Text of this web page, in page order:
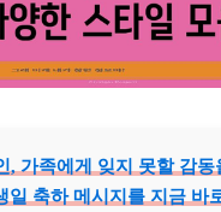
, 가족에게 잊지 못할 감동
일 축하 메시지를 지금 바